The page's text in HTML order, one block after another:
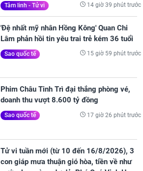
Tâm linh - Tử vi 14 giờ 39 phút trước
'Đệ nhất mỹ nhân Hồng Kông' Quan Chi
Lâm phản hồi tin yêu trai trẻ kém 36 tuổi
Sao quốc tế 15 giờ 59 phút trước
Phim Châu Tinh Trì đại thắng phòng vé,
doanh thu vượt 8.600 tỷ đồng
Sao quốc tế 17 giờ 26 phút trước
Tử vi tuần mới (từ 10 đến 16/8/2026), 3
con giáp mưa thuận gió hòa, tiền về như